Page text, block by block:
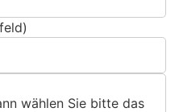
wählen Sie bitte das